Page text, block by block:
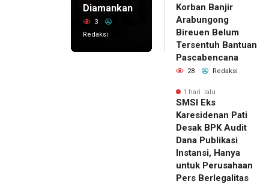
Diamankan
3
Redaksi
Korban Banjir
Arabungong
Bireuen Belum
Tersentuh Bantuan
Pascabencana
28 Redaksi
1 hari lalu
SMSI Eks
Karesidenan Pati
Desak BPK Audit
Dana Publikasi
Instansi, Hanya
untuk Perusahaan
Pers Berlegalitas